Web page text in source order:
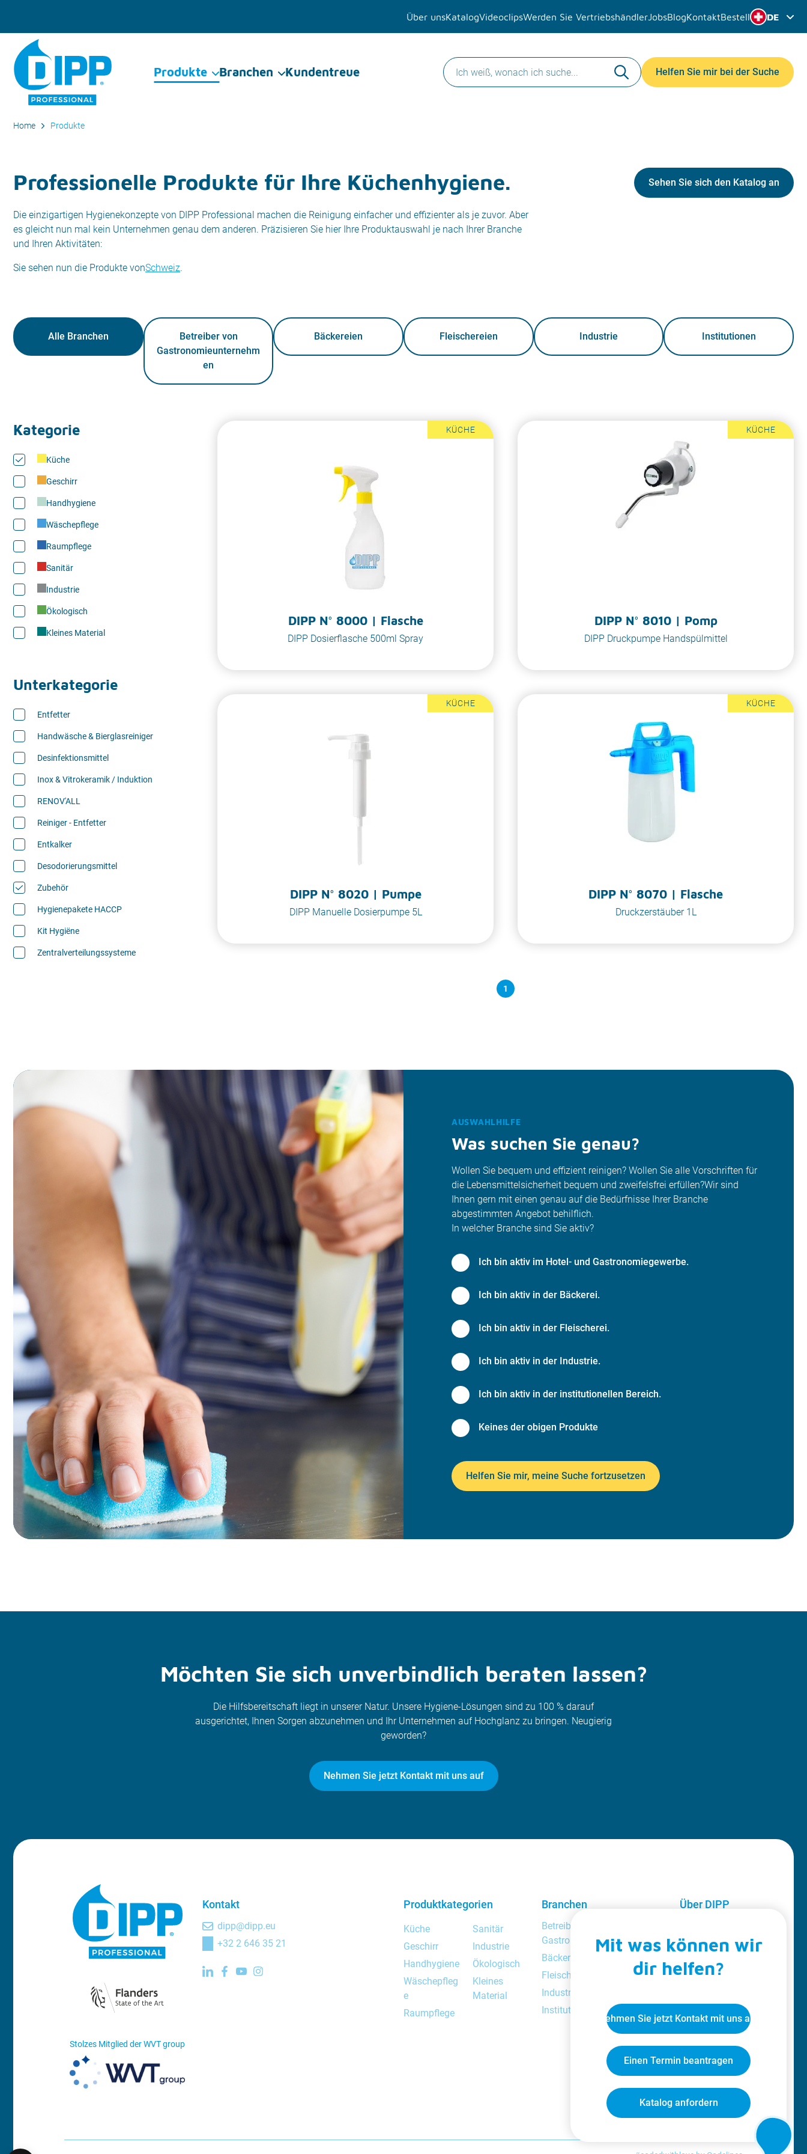
Über unsKatalogVideoclipsWerden Sie Vertriebshändler JobsBlogKontaktBestell DE
Produkte Branchen Kundentreue Helfen Sie mir bei der Suche
Home Produkte
Professionelle Produkte für Ihre Küchenhygiene.
Die einzigartigen Hygienekonzepte von DIPP Professional machen die Reinigung einfacher und effizienter als je zuvor. Aber
es gleicht nun mal kein Unternehmen genau dem anderen. Präzisieren Sie hier Ihre Produktauswahl je nach Ihrer Branche
und Ihren Aktivitäten:
Sie sehen nun die Produkte vonSchweiz.
Sehen Sie sich den Katalog an
Alle Branchen
Betreiber von
Gastronomieunternehm
en
Bäckereien Fleischereien Industrie Institutionen
Kategorie
Küche
Geschirr
Handhygiene
Wäschepflege
Raumpflege
Sanitär
Industrie
Ökologisch
Kleines Material
Unterkategorie
Entfetter
Handwäsche & Bierglasreiniger
Desinfektionsmittel
Inox & Vitrokeramik / Induktion
RENOV'ALL
Reiniger - Entfetter
Entkalker
Desodorierungsmittel
Zubehör
Hygienepakete HACCP
Kit Hygiëne
Zentralverteilungssysteme
KÜCHE
DIPP N° 8000 | Flasche
DIPP Dosierflasche 500ml Spray
KÜCHE
DIPP N° 8010 | Pomp
DIPP Druckpumpe Handspülmittel
KÜCHE
DIPP N° 8020 | Pumpe
DIPP Manuelle Dosierpumpe 5L
KÜCHE
DIPP N° 8070 | Flasche
Druckzerstäuber 1L
1
AUSWAHLHILFE
Was suchen Sie genau?
Wollen Sie bequem und effizient reinigen? Wollen Sie alle Vorschriften für
die Lebensmittelsicherheit bequem und zweifelsfrei erfüllen?Wir sind
Ihnen gern mit einen genau auf die Bedürfnisse Ihrer Branche
abgestimmten Angebot behilflich.
In welcher Branche sind Sie aktiv?
Ich bin aktiv im Hotel- und Gastronomiegewerbe.
Ich bin aktiv in der Bäckerei.
Ich bin aktiv in der Fleischerei.
Ich bin aktiv in der Industrie.
Ich bin aktiv in der institutionellen Bereich.
Keines der obigen Produkte
Helfen Sie mir, meine Suche fortzusetzen
Möchten Sie sich unverbindlich beraten lassen?
Die Hilfsbereitschaft liegt in unserer Natur. Unsere Hygiene-Lösungen sind zu 100 % darauf
ausgerichtet, Ihnen Sorgen abzunehmen und Ihr Unternehmen auf Hochglanz zu bringen. Neugierig
geworden?
Nehmen Sie jetzt Kontakt mit uns auf
Stolzes Mitglied der WVT group
Kontakt
dipp@dipp.eu
+32 2 646 35 21
Produktkategorien
Küche
Geschirr
Handhygiene
Wäschepfleg
e
Raumpflege
Sanitär
Industrie
Ökologisch
Kleines
Material
Branchen
Betreiber von
Gastronomieunternehmen
Bäckereien
Fleischereien
Industrie
Institutionen
Über DIPP
Über uns
Kundentreue
Katalog
Jobs
Blog
Mit was können wir
dir helfen?
Nehmen Sie jetzt Kontakt mit uns auf
Einen Termin beantragen
Katalog anfordern